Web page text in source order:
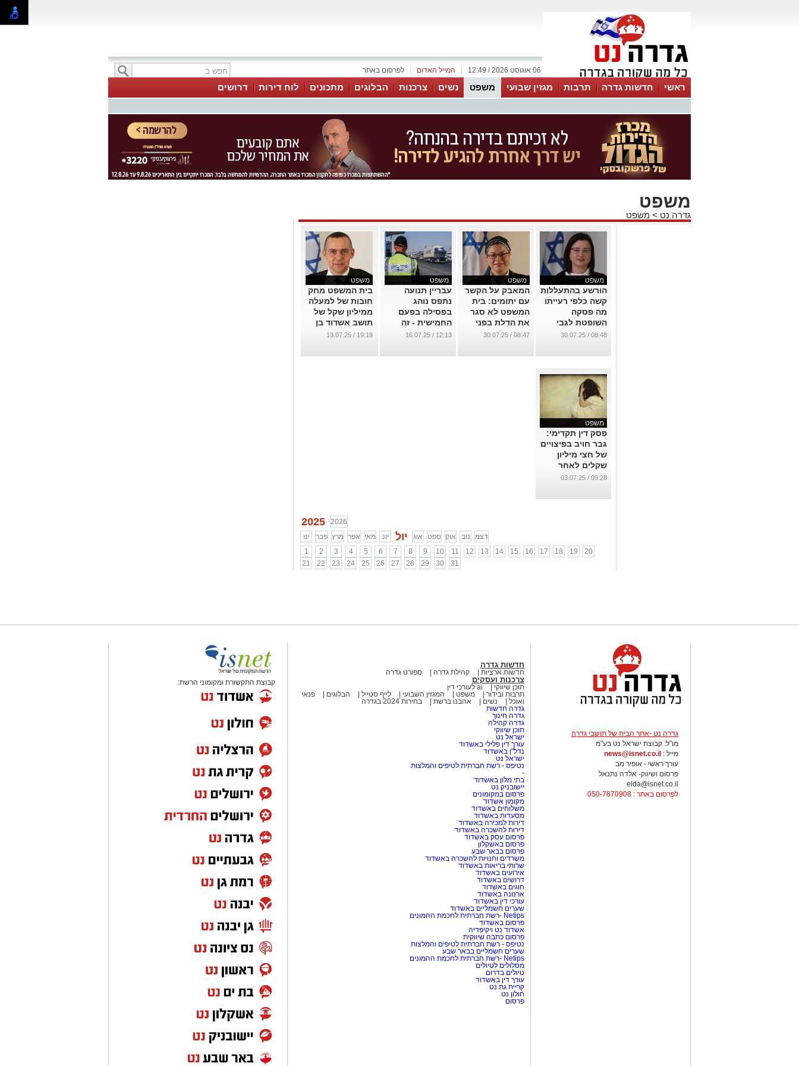
לפרסום באתר המייל האדום 06 אוגוסט 2026 / 12:49
ראשי חדשות גדרה תרבות מגזין שבועי משפט נשים צרכנות הבלוגים מתכונים לוח דירות דרושים
משפט
גדרה נט > משפט
משפט
הורשע בהתעללות
קשה כלפי רעייתו
מה פסקה
השופטת לגבי
הרכוש המשותף
...
08:48 / 30.07.25
משפט
המאבק על הקשר
עם יתומים: בית
המשפט לא סגר
את הדלת בפני
דודותיהם של
אמם
08:47 / 30.07.25
משפט
עבריין תנועה
נתפס נוהג
בפסילה בפעם
החמישית - זה
העונש שגזר עליו
...
12:13 / 16.07.25
משפט
בית המשפט מחק
חובות של למעלה
ממיליון שקל של
תושב אשדוד בן
73
19:19 / 13.07.25
משפט
פסק דין תקדימי:
גבר חויב בפיצויים
של חצי מיליון
שקלים לאחר
שקיים אקט מיני
משפחתו כשהייתה
09:28 / 03.07.25
2025
2026
ינו
פבר מרץ אפר מאי יונ יול אוג ספט אוק נוב
דצמ
1
2 3 4 5 6 7 8 9 10 11 12 13 14 15 16 17 18 19
20
21
22 23 24 25 26 27 28 29 30 31
גדרה נט -אתר הבית של תושבי גדרה
מו"ל: קבוצת ישראל נט בע"מ
מייל : news@isnet.co.il
עורך ראשי - אופיר מב
פרסום ושיווק- אלדה נתנאל
elda@isnet.co.il
לפרסום באתר : 050-7870908
חדשות גדרה
חדשות ארציות קהילת גדרה ספורט גדרה
צרכנות ועסקים
תוכן שיווקי
ai לעורכי דין
תרבות ובידור
משפט המגזין השבועי לייף סטייל הבלוגים
פנאי
ואוכל
נשים אהבנו ברשת
בחירות 2024 בגדרה
גדרה חדשות
גדרה חינוך
גדרה קהילה
תוכן שיווקי
ישראל נט
עורך דין פלילי באשדוד
נדל"ן באשדוד
ישראל נט
נטיפס - רשת חברתית לטיפים והמלצות
-
בתי מלון באשדוד
יישובניק נט
פרסום במקומונים
מקומון אשדוד
משלוחים באשדוד
מסעדות באשדוד
דירות למכירה באשדוד
דירות להשכרה באשדוד
פרסום עסק באשדוד
פרסום באשקלון
פרסום בבאר שבע
משרדים וחנויות להשכרה באשדוד
שרותי בריאות באשדוד
אירועים באשדוד
דרושים באשדוד
חוגים באשדוד
ארנונה באשדוד
עורכי דין באשדוד
שערים חשמליים באשדוד
Netips -רשת חברתית לחכמת ההמונים
פרסום באשדוד
אשדוד נט ויקיפדיה
פרסום כתבה שיווקית
נטיפס - רשת חברתית לטיפים והמלצות
שערים חשמליים בבאר שבע
Netips -רשת חברתית לחכמת ההמונים
מסלולים לטיולים
טיולים בדרום
עורך דין באשדוד
קריית גת נט
חולון נט
פרסום
קבוצת התקשורת ומקומוני הרשת: